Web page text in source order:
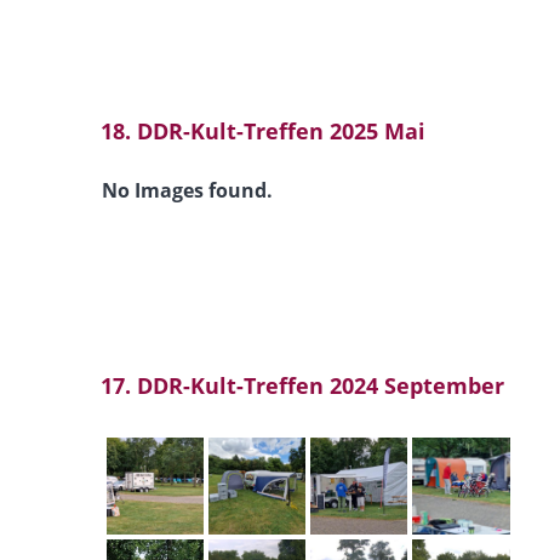
18. DDR-Kult-Treffen 2025 Mai
No Images found.
17. DDR-Kult-Treffen 2024 September